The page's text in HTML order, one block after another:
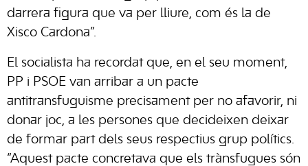
darrera figura que va per lliure, com és la de
Xisco Cardona”.
El socialista ha recordat que, en el seu moment,
PP i PSOE van arribar a un pacte
antitransfuguisme precisament per no afavorir, ni
donar joc, a les persones que decideixen deixar
de formar part dels seus respectius grup polítics.
“Aquest pacte concretava que els trànsfugues són